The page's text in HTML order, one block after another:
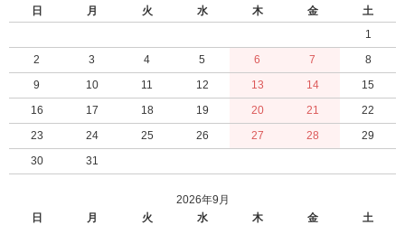
日
月 火 水 木 金
土
1
2
3 4 5 6 7
8
9
10 11 12 13 14
15
16
17 18 19 20 21
22
23
24 25 26 27 28
29
30
31
2026年9月
日
月 火 水 木 金
土